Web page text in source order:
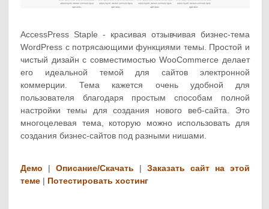
AccessPress Staple - красивая отзывчивая бизнес-тема
WordPress с потрясающими функциями темы. Простой и
чистый дизайн с совместимостью WooCommerce делает
его идеальной темой для сайтов электронной
коммерции. Тема кажется очень удобной для
пользователя благодаря простым способам полной
настройки темы для создания нового веб-сайта. Это
многоцелевая тема, которую можно использовать для
создания бизнес-сайтов под разными нишами.
Демо |Описание/Скачать | Заказать сайт на этой
теме | Потестировать хостинг